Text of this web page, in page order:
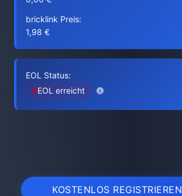
bricklink Preis:
1,98 €
EOL Status:
EOL erreicht
KOSTENLOS REGISTRIEREN